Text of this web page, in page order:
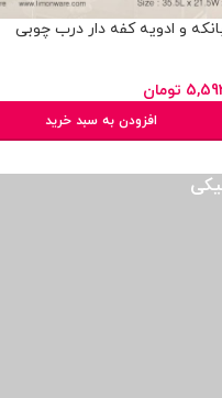
و ادویه کفه دار درب چوبی
تومان
افزودن به سبد خرید